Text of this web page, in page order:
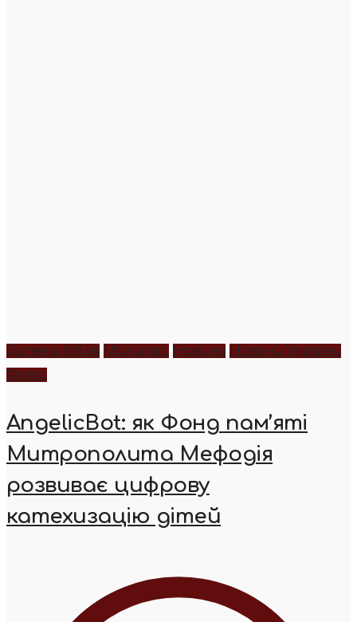
Дитяча біблія Молитва Новини Новини України
Фото
AngelicBot: як Фонд пам’яті
Митрополита Мефодія
розвиває цифрову
катехизацію дітей